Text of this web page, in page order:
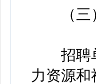
（三
招聘单
力资源